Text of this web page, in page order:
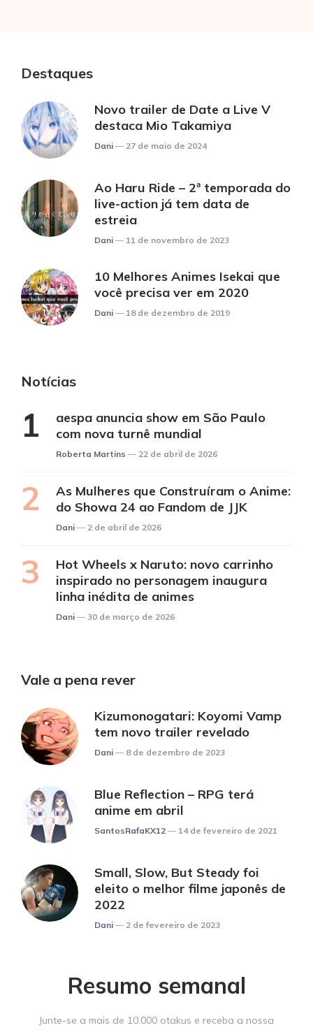
Destaques
Novo trailer de Date a Live V
destaca Mio Takamiya
Posted
Dani 27 de maio de 2024
Ao Haru Ride – 2ª temporada do
live-action já tem data de
estreia
Posted
Dani 11 de novembro de 2023
10 Melhores Animes Isekai que
você precisa ver em 2020
Posted
Dani 18 de dezembro de 2019
Notícias
aespa anuncia show em São Paulo
com nova turnê mundial
Posted
Roberta Martins 22 de abril de 2026
As Mulheres que Construíram o Anime:
do Showa 24 ao Fandom de JJK
Posted
Dani 2 de abril de 2026
Hot Wheels x Naruto: novo carrinho
inspirado no personagem inaugura
linha inédita de animes
Posted
Dani 30 de março de 2026
Vale a pena rever
Kizumonogatari: Koyomi Vamp
tem novo trailer revelado
Posted
Dani 8 de dezembro de 2023
Blue Reflection – RPG terá
anime em abril
Posted
SantosRafaKX12 14 de fevereiro de 2021
Small, Slow, But Steady foi
eleito o melhor filme japonês de
2022
Posted
Dani 2 de fevereiro de 2023
Resumo semanal
Junte-se a mais de 10.000 otakus e receba a nossa